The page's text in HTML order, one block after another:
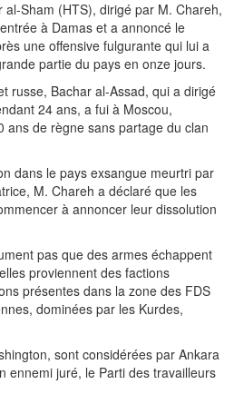
Sham (HTS), dirigé par M. Chareh,
à Damas et a annoncé le
une offensive fulgurante qui lui a
partie du pays en onze jours.
russe, Bachar al-Assad, qui a dirigé
24 ans, a fui à Moscou,
ans de règne sans partage du clan
dans le pays exsangue meurtri par
M. Chareh a déclaré que les
à annoncer leur dissolution
pas que des armes échappent
proviennent des factions
présentes dans la zone des FDS
dominées par les Kurdes,
sont considérées par Ankara
ennemi juré, le Parti des travailleurs